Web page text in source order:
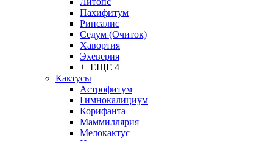
Пахифитум
Рипсалис
Седум (Очиток)
Хавортия
Эхеверия
+ ЕЩЕ 4
Кактусы
Астрофитум
Гимнокалициум
Корифанта
Маммиллярия
Мелокактус